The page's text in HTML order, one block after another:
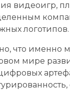
видеоигр,
логотипов.
что именно
мире